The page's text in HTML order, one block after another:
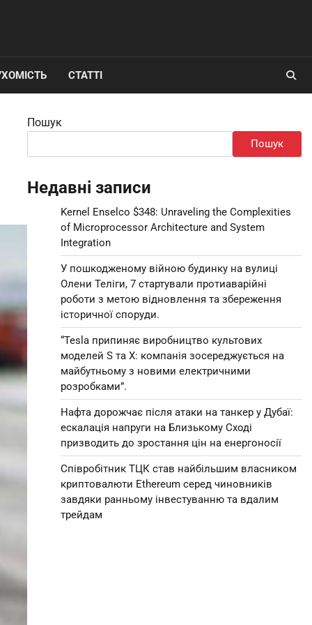
СТАТТІ
Пошук
Пошук
Недавні записи
Kernel Enselco $348: Unraveling the Complexities
of Microprocessor Architecture and System
Integration
У пошкодженому війною будинку на вулиці
Олени Теліги, 7 стартували протиаварійні
роботи з метою відновлення та збереження
історичної споруди.
“Tesla припиняє виробництво культових
моделей S та X: компанія зосереджується на
майбутньому з новими електричними
розробками”.
Нафта дорожчає після атаки на танкер у Дубаї:
ескалація напруги на Близькому Сході
призводить до зростання цін на енергоносії
Співробітник ТЦК став найбільшим власником
криптовалюти Ethereum серед чиновників
завдяки ранньому інвестуванню та вдалим
трейдам